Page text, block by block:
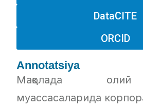
DataCITE
ORCID
Annotatsiya
Мақолада
муассасаларида